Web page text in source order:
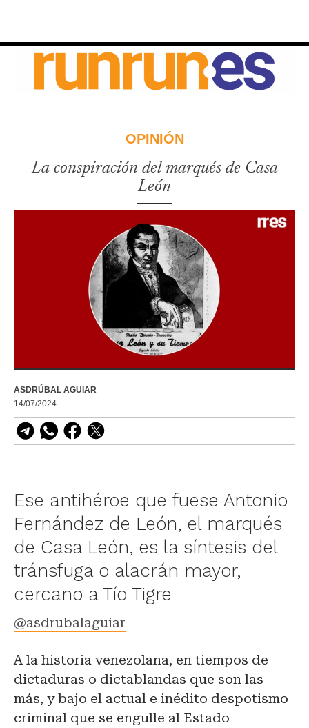
OPINIÓN
La conspiración del marqués de Casa
León
ASDRÚBAL AGUIAR
14/07/2024
Ese antihéroe que fuese Antonio
Fernández de León, el marqués
de Casa León, es la síntesis del
tránsfuga o alacrán mayor,
cercano a Tío Tigre
@asdrubalaguiar
A la historia venezolana, en tiempos de
dictaduras o dictablandas que son las
más, y bajo el actual e inédito despotismo
criminal que se engulle al Estado